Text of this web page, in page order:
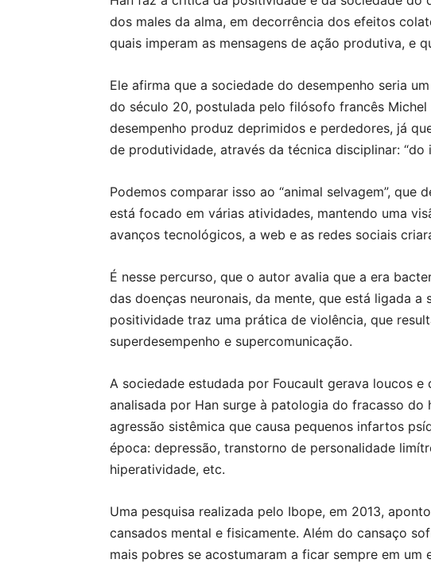
dos males da alma, em decorrência dos efeitos
quais imperam as mensagens de ação produtiva, e
Ele afirma que a sociedade do desempenho seria
do século 20, postulada pelo filósofo francês Michel
desempenho produz deprimidos e perdedores, já
de produtividade, através da técnica disciplinar: “do
Podemos comparar isso ao “animal selvagem”, que
está focado em várias atividades, mantendo uma
avanços tecnológicos, a web e as redes sociais
É nesse percurso, que o autor avalia que a era
das doenças neuronais, da mente, que está ligada
positividade traz uma prática de violência, que
superdesempenho e supercomunicação.
A sociedade estudada por Foucault gerava loucos e
analisada por Han surge à patologia do fracasso do
agressão sistêmica que causa pequenos infartos
época: depressão, transtorno de personalidade
hiperatividade, etc.
Uma pesquisa realizada pelo Ibope, em 2013,
cansados mental e fisicamente. Além do cansaço
mais pobres se acostumaram a ficar sempre em